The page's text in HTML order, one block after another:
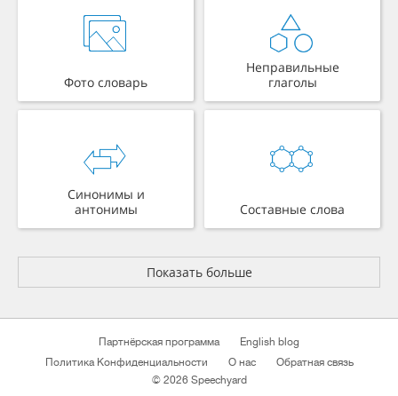
Фото словарь
Неправильные
глаголы
Синонимы и
антонимы
Составные слова
Показать больше
Партнёрская программа
English blog
Политика Конфиденциальности
О нас
Обратная связь
© 2026 Speechyard